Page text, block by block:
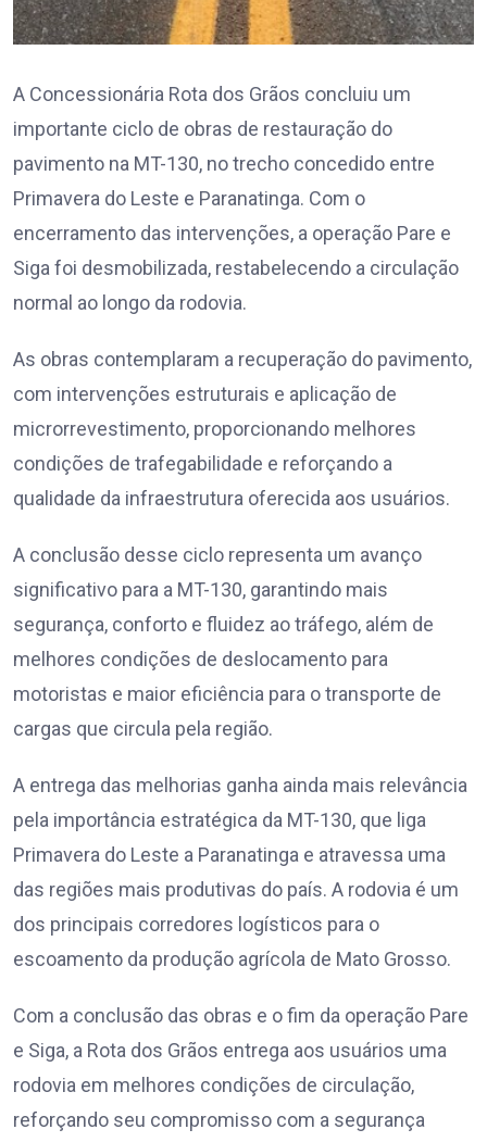
A Concessionária Rota dos Grãos concluiu um
importante ciclo de obras de restauração do
pavimento na MT-130, no trecho concedido entre
Primavera do Leste e Paranatinga. Com o
encerramento das intervenções, a operação Pare e
Siga foi desmobilizada, restabelecendo a circulação
normal ao longo da rodovia.
As obras contemplaram a recuperação do pavimento,
com intervenções estruturais e aplicação de
microrrevestimento, proporcionando melhores
condições de trafegabilidade e reforçando a
qualidade da infraestrutura oferecida aos usuários.
A conclusão desse ciclo representa um avanço
significativo para a MT-130, garantindo mais
segurança, conforto e fluidez ao tráfego, além de
melhores condições de deslocamento para
motoristas e maior eficiência para o transporte de
cargas que circula pela região.
A entrega das melhorias ganha ainda mais relevância
pela importância estratégica da MT-130, que liga
Primavera do Leste a Paranatinga e atravessa uma
das regiões mais produtivas do país. A rodovia é um
dos principais corredores logísticos para o
escoamento da produção agrícola de Mato Grosso.
Com a conclusão das obras e o fim da operação Pare
e Siga, a Rota dos Grãos entrega aos usuários uma
rodovia em melhores condições de circulação,
reforçando seu compromisso com a segurança